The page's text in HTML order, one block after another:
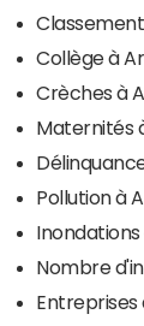
Collège à
Crèches à
Maternités
Pollution à
Nombre